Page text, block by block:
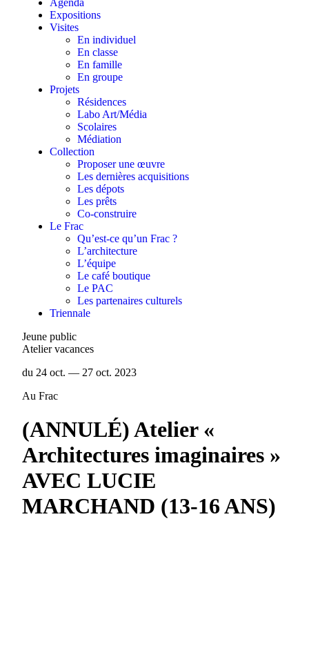
Expositions
Visites
En individuel
En classe
En famille
En groupe
Projets
Résidences
Labo Art/Média
Scolaires
Médiation
Collection
Proposer une œuvre
Les dernières acquisitions
Les dépots
Les prêts
Co-construire
Le Frac
Qu’est-ce qu’un Frac ?
L’architecture
L’équipe
Le café boutique
Le PAC
Les partenaires culturels
Triennale
Jeune public
Atelier vacances
du 24 oct. — 27 oct. 2023
Au Frac
(ANNULÉ) Atelier «
Architectures imaginaires »
AVEC LUCIE
MARCHAND (13-16 ANS)